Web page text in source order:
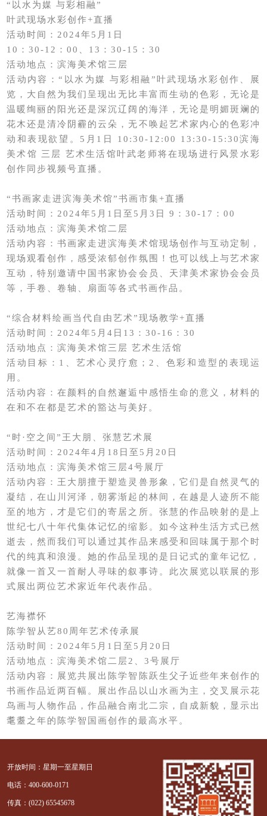
“以水为媒 与彩相融”
叶武现场水彩创作+直播
活动时间：2024年5月1日
10：30-12：00、13：30-15：30
活动地点：滨海美术馆三层
活动内容：“以水为媒 与彩相融”叶武现场水彩创作、展
览，大自然为我们呈现出无比丰富而生动的色彩，无论是
温暖绚丽的阳光还是深沉辽阔的海洋，无论是明媚斑斓的
花木还是清冷阴霾的云朵，无不唤起艺术家内心的色彩冲
动和表现欲望。5月1日 10:30-12:00 13:30-15:30滨海
美术馆 三层 艺术生活馆叶武老师将在现场进行风景水彩
创作同步视频号直播。
“书画家走进滨海美术馆”书画市集+直播
活动时间：2024年5月1日至5月3日 9：30-17：00
活动地点：滨海美术馆二层
活动内容：书画家走进滨海美术馆现场创作与互动定制，
现场观看创作，感受浓郁创作氛围！也可以线上与艺术家
互动，特别邀请中国书家协会会员、天津美术家协会会员
等，手卷、卷轴、扇面等各式书画作品。
“综合材料绘画当代自由艺术”现场教学+直播
活动时间：2024年5月4日13：30-16：30
活动地点：滨海美术馆三层 艺术生活馆
活动目标：1、艺术心灵疗愈；2、色彩和造型的表现运
用。
活动内容：在颜料的自然邂逅中感悟生命的意义，材料的
在和不在都是艺术的豁达与美好。
“时·空之间”王大朋、张慧艺术展
活动时间：2024年4月18日至5月20日
活动地点：滨海美术馆三层4号展厅
活动内容：王大朋擅于塑造灵兽形象，它们是自然灵气的
凝结，在山川河泽，朝雾渐起的林间，在越是人迹所不能
至的地方，才是它们的寄居之所。张慧的作品映射的是上
世纪七八十年代集体记忆的缩影。如今这种生活方式已然
逝去，然而我们可以通过其作品来感受和回味属于那个时
代的纯真和浪漫。她的作品呈现的是日记式的童年记忆，
就像一首又一首耐人寻味的叙事诗。此次展览以联展的形
式展出两位艺术家近年代表作品。
艺海襟怀
陈学智从艺80周年艺术传承展
活动时间：2024年5月1日至5月20日
活动地点：滨海美术馆二层2、3号展厅
活动内容：展览共展出陈学智陈跃生父子近些年来创作的
书画作品近两百幅。展出作品以山水画为主，交叉展示花
鸟画与人物作品，作品融合南北二宗，自成新貌，显示出
耄耋之年的陈学智国画创作的最高水平。
开放时间：星期一至星期日
电话：400-600-0171
传真：(022) 65545678